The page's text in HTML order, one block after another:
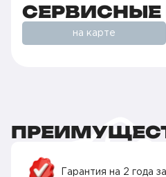
СЕРВИСНЫЕ
на карте
Гарантия на 2 года